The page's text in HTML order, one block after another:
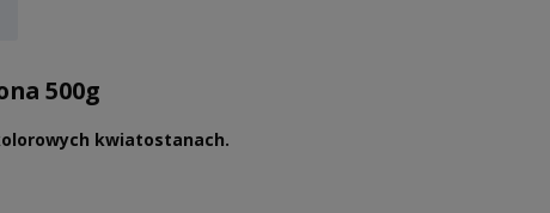
500g
kwiatostanach.